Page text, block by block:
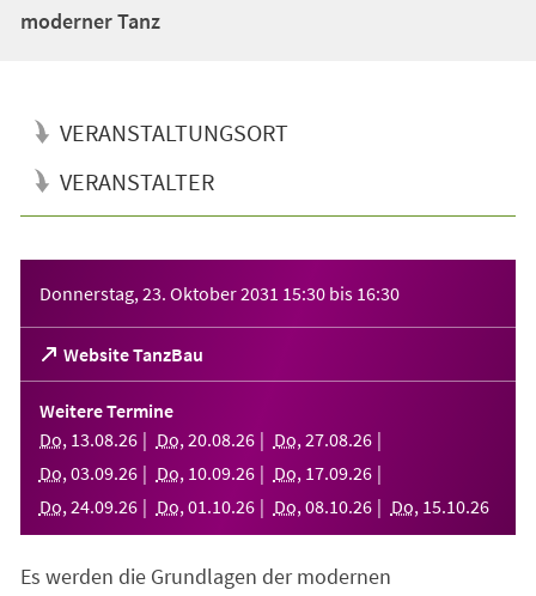
moderner Tanz
VERANSTALTUNGSORT
VERANSTALTER
Donnerstag, 23. Oktober 2031 15:30 bis 16:30
Website TanzBau
(Öffnet
in
einem
neuen
Tab)
Weitere Termine
Do, 13.08.26 Do, 20.08.26 Do, 27.08.26
Do, 03.09.26 Do, 10.09.26 Do, 17.09.26
Do, 24.09.26 Do, 01 .10.26 Do, 08.10.26 Do, 15.10.26
Es werden die Grundlagen der modernen